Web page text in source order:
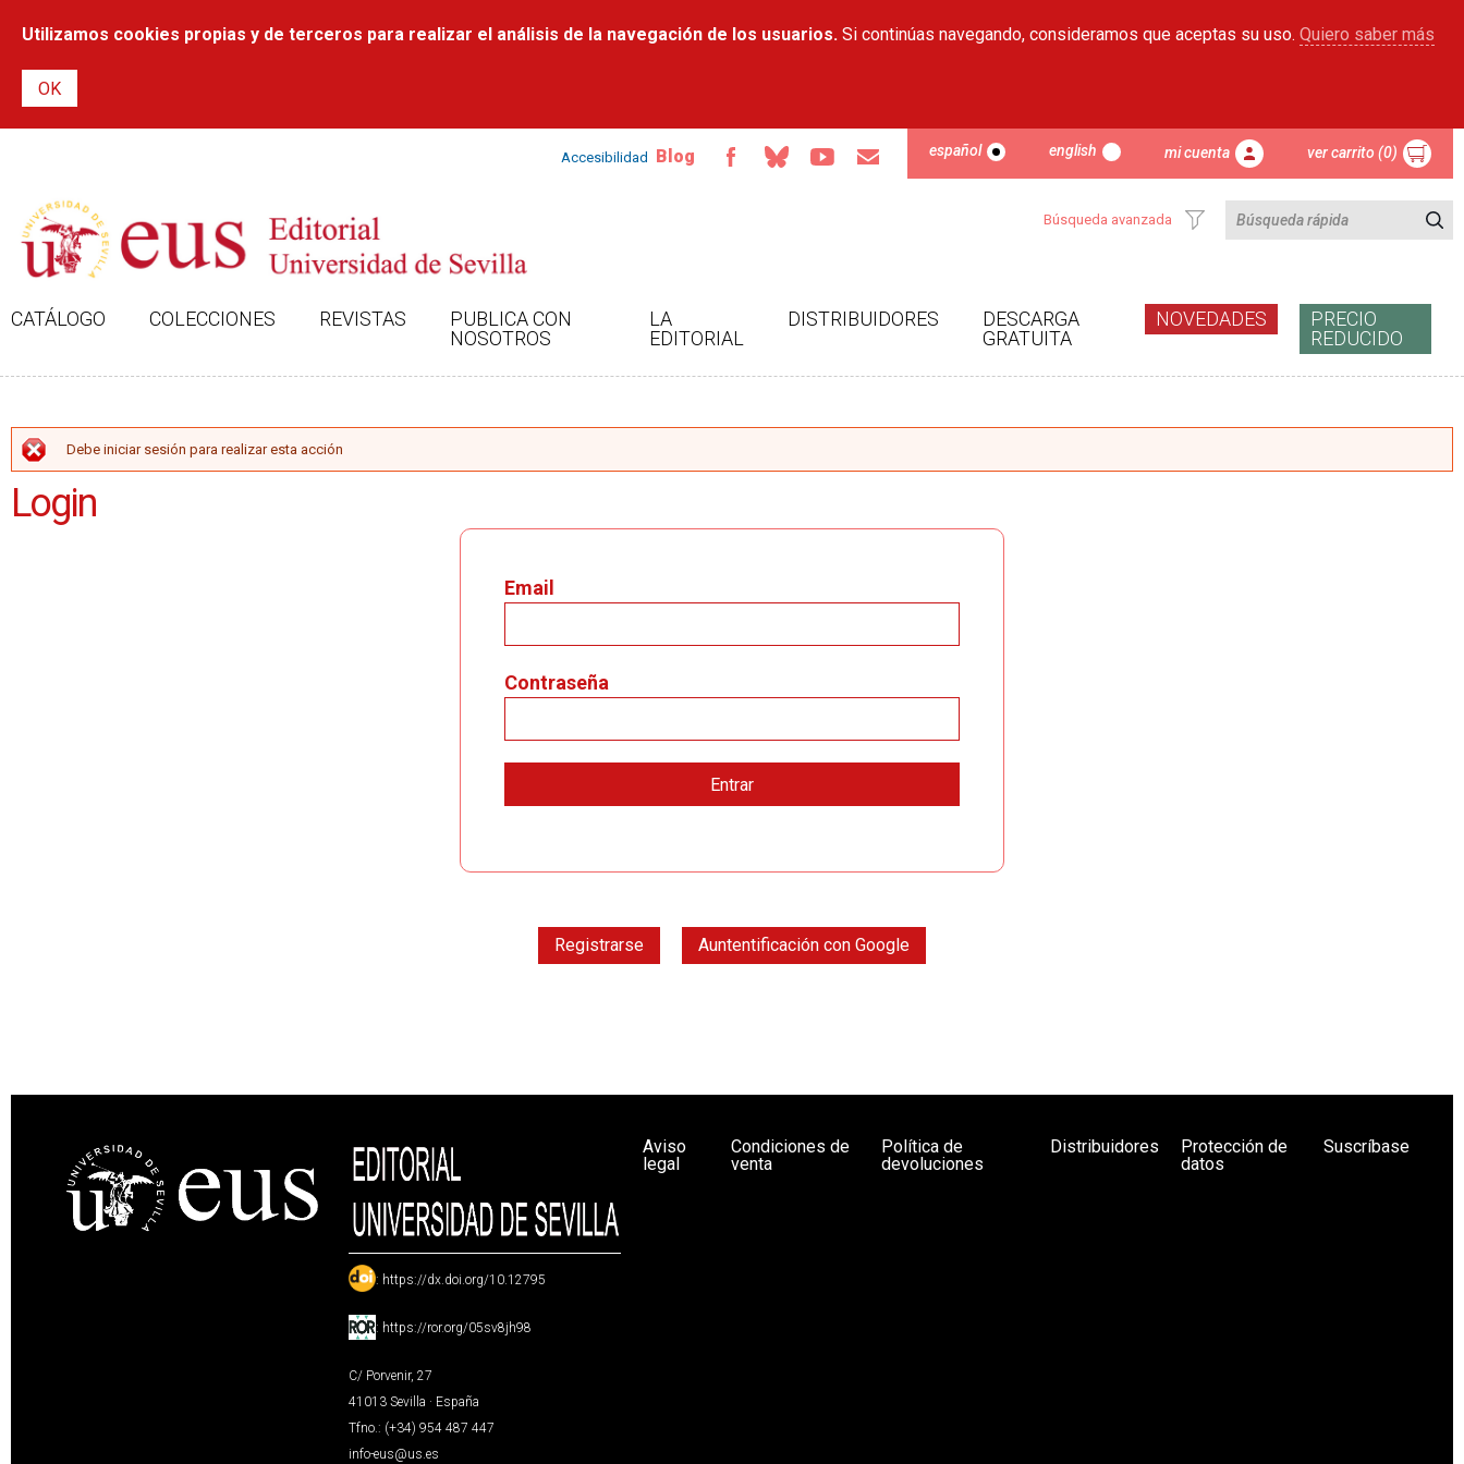
contenido
Utilizamos cookies propias y de terceros para realizar el análisis de la navegación de los usuarios. Si continúas navegando, consideramos que aceptas su uso. Quiero saber más
Accesibilidad Blog español english mi cuenta ver carrito (0)
Búsqueda avanzada
CATÁLOGO COLECCIONES REVISTAS
PUBLICA CON
NOSOTROS
LA
EDITORIAL
DISTRIBUIDORES
DESCARGA
GRATUITA
NOVEDADES
PRECIO
REDUCIDO
MENSAJE DE ERROR
Debe iniciar sesión para realizar esta acción
Login
Email
Contraseña
Registrarse Auntentificación con Google
: https://dx.doi.org/10.12795
: https://ror.org/05sv8jh98
C/ Porvenir, 27
41013 Sevilla · España
Tfno.: (+34) 954 487 447
info-eus@us.es
Aviso
legal
Condiciones de
venta
Política de
devoluciones
Distribuidores
Protección de
datos
Suscríbase